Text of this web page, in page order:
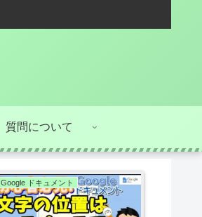
質問について
Google ドキュメント